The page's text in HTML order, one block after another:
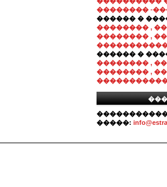
�������� -
������ �
�������� ,
�������� ,
������ �
�������� ,
�������� ,
�����: